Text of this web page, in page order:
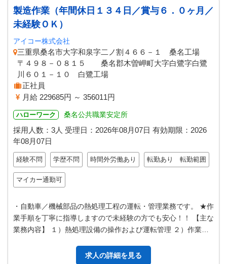
製造作業（年間休日１３４日／賞与６．０ヶ月／
未経験ＯＫ）
アイコー株式会社
三重県桑名市大字和泉字二ノ割４６６－１ 桑名工場
〒４９８－０８１５ 桑名郡木曽岬町大字白鷺字白鷺
川６０１－１０ 白鷺工場
正社員
月給 229685円 ～ 356011円
ハローワーク 桑名公共職業安定所
採用人数：3人 受理日： 2026年08月07日 有効期限： 2026
年08月07日
経験不問 学歴不問 時間外労働あり 転勤あり 転勤範囲
マイカー通勤可
・自動車／機械部品の熱処理工程の運転・管理業務です。 ★作
業手順を丁寧に指導しますので未経験の方でも安心！！ 【主な
業務内容】 １）熱処理設備の操作および運転管理 ２）作業指
求人の詳細を見る